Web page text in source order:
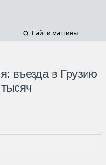
Найти машины
въезда в Грузию